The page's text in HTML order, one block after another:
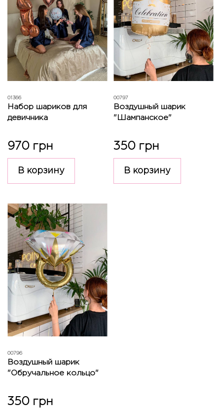
01366
Набор шариков для
девичника
970 грн
В корзину
00797
Воздушный шарик
"Шампанское"
350 грн
В корзину
00796
Воздушный шарик
"Обручальное кольцо"
350 грн